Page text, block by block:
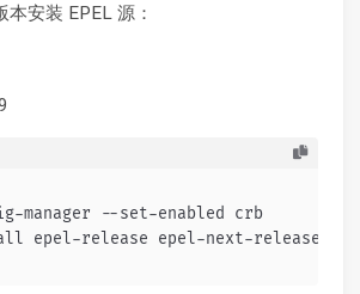
安装 EPEL 源：
manager --set-enabled crb
epel-release epel-next-release